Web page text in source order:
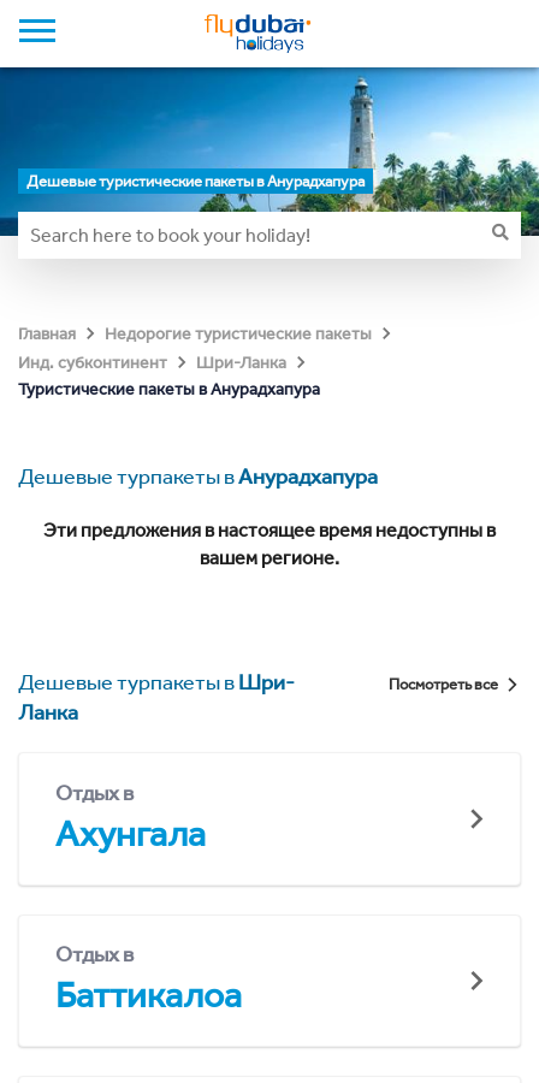
Дешевые туристические пакеты в Анурадхапура
Главная
Недорогие туристические пакеты
Инд. субконтинент
Шри-Ланка
Туристические пакеты в Анурадхапура
Дешевые турпакеты вАнурадхапура
Эти предложения в настоящее время недоступны в
вашем регионе.
Дешевые турпакеты вШри-
Ланка
Посмотреть все
Отдых в
Ахунгала
Отдых в
Баттикалоа